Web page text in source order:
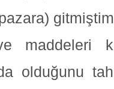
maddeleri
olduğunu